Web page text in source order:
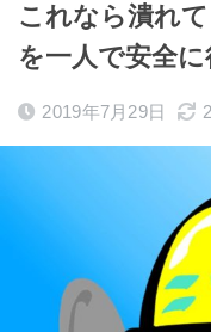
これなら潰れ
を一人で安全
2019年7月29日